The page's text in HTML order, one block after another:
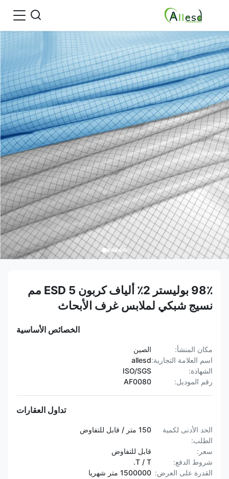
98٪ بوليستر 2٪ ألياف كربون ESD 5 مم
نسيج شبكي لملابس غرف الأبحاث
الخصائص الأساسية
مكان المنشأ:
الصين
اسم العلامة التجارية:allesd
الشهادة:
ISO/SGS
رقم الموديل:
AF0080
تداول العقارات
الحد الأدنى لكمية
الطلب:
150 متر / قابل للتفاوض
سعر:
قابل للتفاوض
شروط الدفع:
T / T.
القدرة على العرض: 1500000 متر شهريا